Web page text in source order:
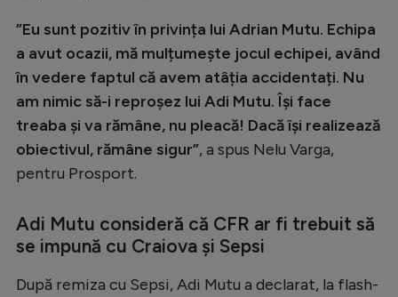
Tenis
Handbal
Formula 1
Gimnastică
Rugby
Ciclism
Alte sporturi
”Eu sunt pozitiv în privința lui Adrian Mutu. Echipa
a avut ocazii, mă mulțumește jocul echipei, având
în vedere faptul că avem atâția accidentați. Nu
am nimic să-i reproșez lui Adi Mutu. Își face
treaba și va rămâne, nu pleacă! Dacă își realizează
obiectivul, rămâne sigur”, a spus Nelu Varga,
pentru Prosport.
Adi Mutu consideră că CFR ar fi trebuit să
se impună cu Craiova și Sepsi
După remiza cu Sepsi, Adi Mutu a declarat, la flash-